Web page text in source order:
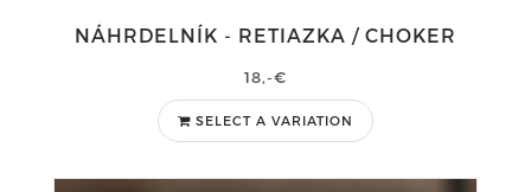
NÁHRDELNÍK - RETIAZKA / CHOKER
18,-€
SELECT A VARIATION